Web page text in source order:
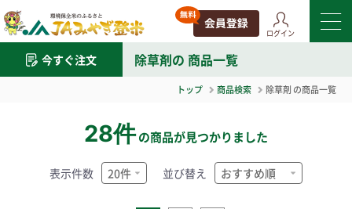
ログイン
今すぐ注文 除草剤の 商品一覧
トップ 商品検索 除草剤 の商品一覧
28件の商品が見つかりました
表示件数 並び替え